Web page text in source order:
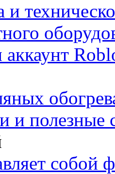
и
и полезные
собой